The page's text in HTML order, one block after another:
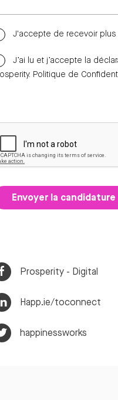
J'accepte de recevoir
J’ai lu et j’accepte la
Politique de
Envoyer la candidature
Prosperity - Digital
Happ.ie/toconnect
happinessworks